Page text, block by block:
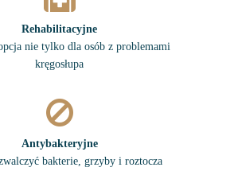
Rehabilitacyjne
nie tylko dla osób z problemami
kręgosłupa
Antybakteryjne
bakterie, grzyby i roztocza